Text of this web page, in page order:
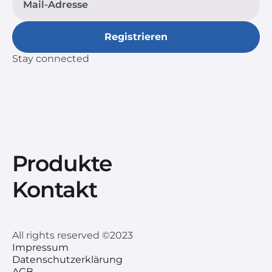
Stay connected
Produkte
Kontakt
All rights reserved ©2023
Impressum
Datenschutzerklärung